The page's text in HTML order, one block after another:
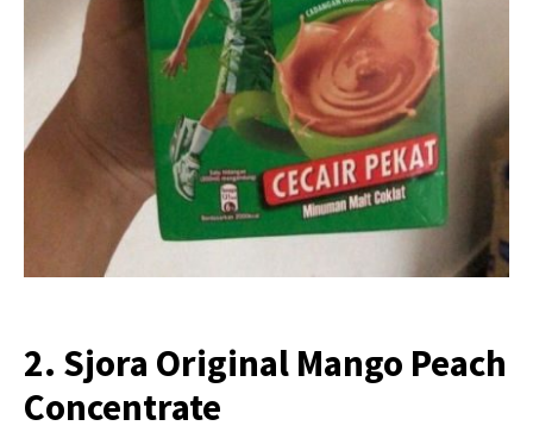
2. Sjora Original Mango Peach
Concentrate